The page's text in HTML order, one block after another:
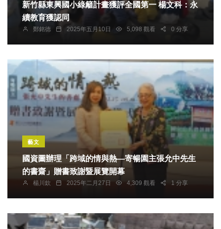
新竹縣東興國小綠籬計畫獲評全國第一 楊文科：永
續教育獲認同
鄭銘德 2025年五月10日 5,098 觀看 0 分享
藝文
國資圖辦理「跨域的情與熱—寄暢園主張允中先生
的書齋」贈書致謝暨展覽開幕
楊川欽 2025年二月27日 4,309 觀看 1 分享